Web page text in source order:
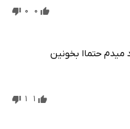
0
0
حتماا بخونین
1
1